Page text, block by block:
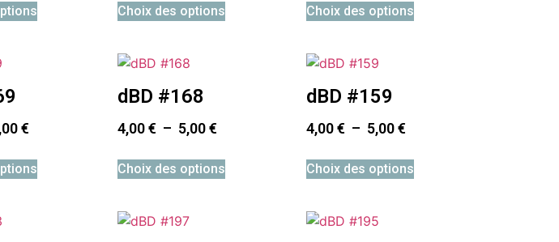
Choix des options Choix des options
€
dBD #168
4,00€ – 5,00€
Choix des options
dBD #159
4,00€ – 5,00€
Choix des options